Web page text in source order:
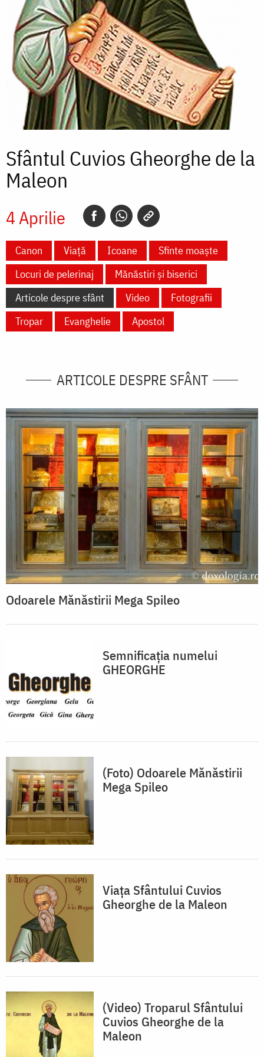
Sfântul Cuvios Gheorghe de la
Maleon
4 Aprilie
Canon Viață Icoane
Sfinte moaște
Locuri de pelerinaj
Mănăstiri și biserici
Articole despre sfânt
Video
Fotografii
Tropar
Evanghelie Apostol
ARTICOLE DESPRE SFÂNT
Odoarele Mănăstirii Mega Spileo
Semnificația numelui
GHEORGHE
(Foto) Odoarele Mănăstirii
Mega Spileo
Viața Sfântului Cuvios
Gheorghe de la Maleon
(Video) Troparul Sfântului
Cuvios Gheorghe de la
Maleon